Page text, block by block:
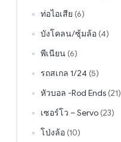
ท่อไอเสีย (6)
บังโคลน/ซุ้มล้อ (4)
พีเนียน (6)
รถสเกล 1/24 (5)
หัวบอล -Rod Ends (21)
เซอร์โว – Servo (23)
โป่งล้อ (10)